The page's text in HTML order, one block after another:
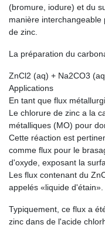
(bromure, iodure) et du
manière
de zinc.
La préparation du
ZnCl2 (aq) + Na2CO3
Applications
En tant que flux
Le chlorure de zinc a la
métalliques (MO) pour
Cette réaction est
comme flux pour le
d'oxyde, exposant la
Les flux contenant du
appelés «liquide d'étain».
Typiquement, ce flux a
zinc dans de l'acide